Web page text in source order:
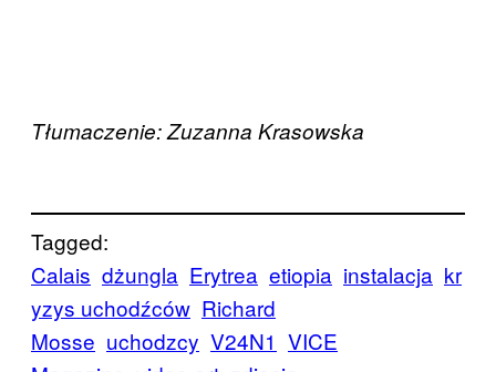
Tłumaczenie: Zuzanna Krasowska
Tagged:
Calais dżungla Erytrea etiopia instalacja kr
yzys uchodźców Richard
Mosse uchodzcy V24N1 VICE